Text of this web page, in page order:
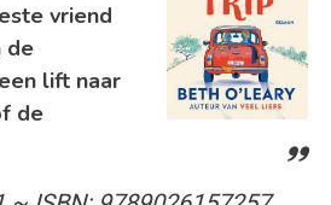
vriend
de
lift naar
de